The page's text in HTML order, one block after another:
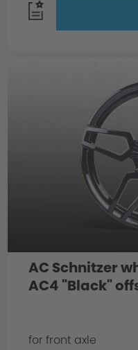
AC Schnitzer
AC4 "Black"
for front axle